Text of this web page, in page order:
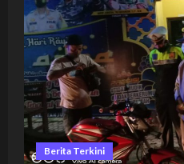
Berita Terkini